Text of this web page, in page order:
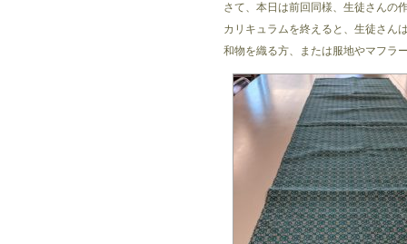
さて、本日は前回同様、生徒さんの
カリキュラムを終えると、生徒さん
和物を織る方、または服地やマフラ